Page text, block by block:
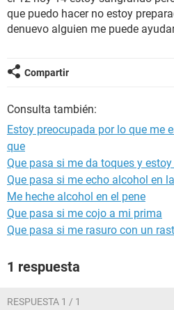
que puedo hacer no estoy
denuevo alguien me puede
Compartir
Consulta también:
Estoy preocupada por lo que me
que
Que pasa si me da toques y
Que pasa si me echo alcohol en
Me heche alcohol en el pene
Que pasa si me cojo a mi prima
Que pasa si me rasuro con un
1 respuesta
RESPUESTA 1 / 1